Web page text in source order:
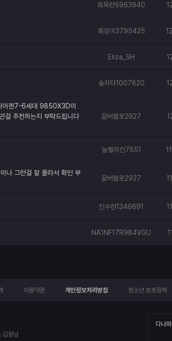
흑목련5963940
흑장미3795425
Eliza_SH
숲치타1007820
이젠7-6세대 9850X3D이
걸 추천하는지 부탁드립니다
꿈버팔로2927
늘펠리컨7551
나 그런걸 잘 몰라서 확인 부
꿈버팔로2927
진수련1346691
NA1NF17R984VGU
이용약관 개인정보처리방침 청소년 보호정책
김정남
다나